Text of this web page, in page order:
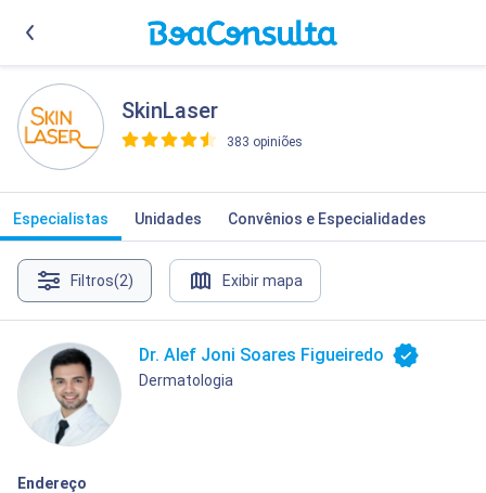
SkinLaser
383 opiniões
Especialistas Unidades Convênios e Especialidades
Filtros(2) Exibir mapa
Dr. Alef Joni Soares Figueiredo
Dermatologia
Endereço